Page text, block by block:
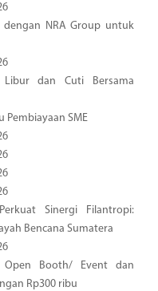
dengan NRA Group untuk
Libur dan Cuti Bersama
Pembiayaan SME
Sinergi Filantropi:
Bencana Sumatera
Open Booth/ Event dan
Rp300 ribu